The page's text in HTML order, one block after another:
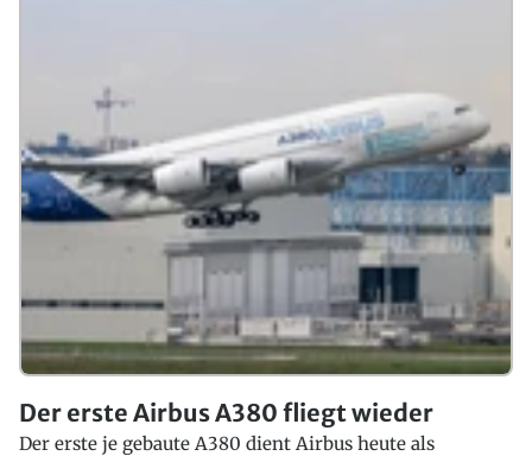
Der erste Airbus A380 fliegt wieder
Der erste je gebaute A380 dient Airbus heute als